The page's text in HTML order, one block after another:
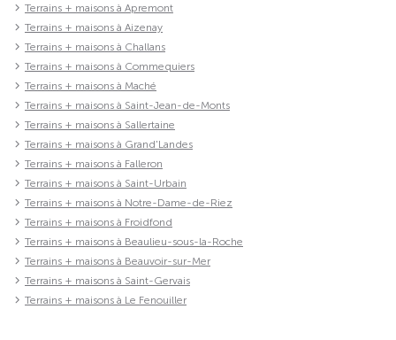
Terrains + maisons à Apremont
Terrains + maisons à Aizenay
Terrains + maisons à Challans
Terrains + maisons à Commequiers
Terrains + maisons à Maché
Terrains + maisons à Saint-Jean-de-Monts
Terrains + maisons à Sallertaine
Terrains + maisons à Grand'Landes
Terrains + maisons à Falleron
Terrains + maisons à Saint-Urbain
Terrains + maisons à Notre-Dame-de-Riez
Terrains + maisons à Froidfond
Terrains + maisons à Beaulieu-sous-la-Roche
Terrains + maisons à Beauvoir-sur-Mer
Terrains + maisons à Saint-Gervais
Terrains + maisons à Le Fenouiller